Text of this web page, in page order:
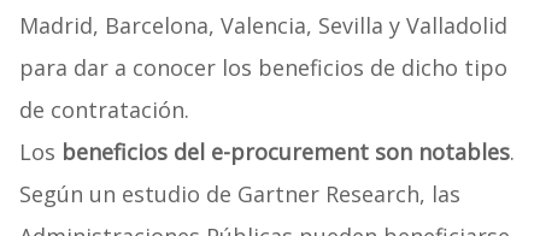
Madrid, Barcelona, Valencia, Sevilla y Valladolid
para dar a conocer los beneficios de dicho tipo
de contratación.
Los beneficios del e-procurement son notables.
Según un estudio de Gartner Research, las